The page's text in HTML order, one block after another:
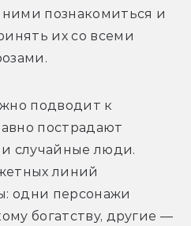
ними познакомиться и
их со всеми
подводит к
пострадают
случайные люди.
линий
одни персонажи
богатству, другие —